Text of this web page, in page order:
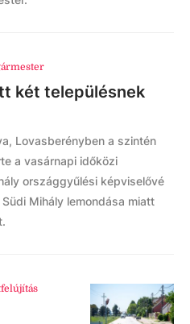
két településnek
Lovasberényben a szintén
a vasárnapi időközi
országgyűlési képviselővé
Mihály lemondása miatt